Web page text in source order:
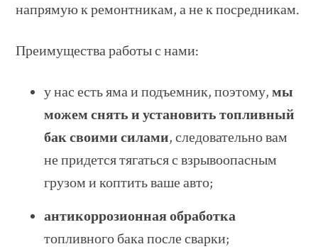
напрямую к ремонтникам, а не к посредникам.
Преимущества работы с нами:
у нас есть яма и подъемник, поэтому,мы
можем снять и установить топливный
бак своими силами, следовательно вам
не придется тягаться с взрывоопасным
грузом и коптить ваше авто;
антикоррозионная обработка
топливного бака после сварки;